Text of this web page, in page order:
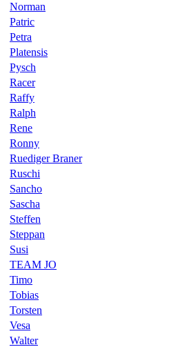
Norman
Patric
Petra
Platensis
Pysch
Racer
Raffy
Ralph
Rene
Ronny
Ruediger Braner
Ruschi
Sancho
Sascha
Steffen
Steppan
Susi
TEAM JO
Timo
Tobias
Torsten
Vesa
Walter